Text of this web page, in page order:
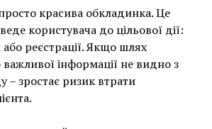
красива обкладинка. Це
користувача до цільової дії:
реєстрації. Якщо шлях
інформації не видно з
– зростає ризик втрати